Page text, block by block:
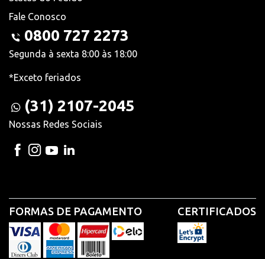
Fale Conosco
0800 727 2273
Segunda à sexta 8:00 às 18:00
*Exceto feriados
(31) 2107-2045
Nossas Redes Sociais
FORMAS DE PAGAMENTO CERTIFICADOS